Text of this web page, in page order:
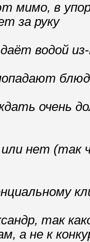
мимо, в
за руку
водой из-
очень
нет (так
так
а не к